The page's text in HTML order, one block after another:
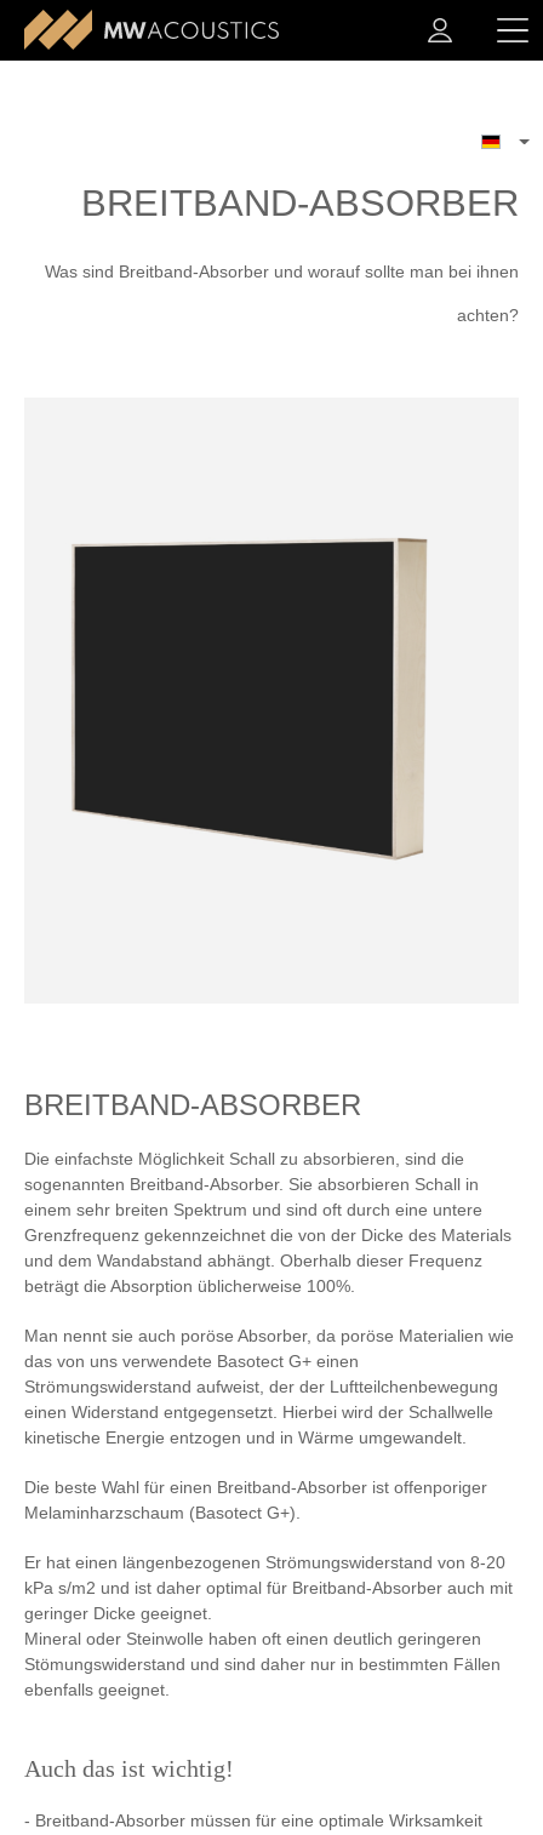
BREITBAND-ABSORBER
Was sind Breitband-Absorber und worauf sollte man bei ihnen
achten?
BREITBAND-ABSORBER
Die einfachste Möglichkeit Schall zu absorbieren, sind die
sogenannten Breitband-Absorber. Sie absorbieren Schall in
einem sehr breiten Spektrum und sind oft durch eine untere
Grenzfrequenz gekennzeichnet die von der Dicke des Materials
und dem Wandabstand abhängt. Oberhalb dieser Frequenz
beträgt die Absorption üblicherweise 100%.
Man nennt sie auch poröse Absorber, da poröse Materialien wie
das von uns verwendete Basotect G+ einen
Strömungswiderstand aufweist, der der Luftteilchenbewegung
einen Widerstand entgegensetzt. Hierbei wird der Schallwelle
kinetische Energie entzogen und in Wärme umgewandelt.
Die beste Wahl für einen Breitband-Absorber ist offenporiger
Melaminharzschaum (Basotect G+).
Er hat einen längenbezogenen Strömungswiderstand von 8-20
kPa s/m2 und ist daher optimal für Breitband-Absorber auch mit
geringer Dicke geeignet.
Mineral oder Steinwolle haben oft einen deutlich geringeren
Stömungswiderstand und sind daher nur in bestimmten Fällen
ebenfalls geeignet.
Auch das ist wichtig!
- Breitband-Absorber müssen für eine optimale Wirksamkeit